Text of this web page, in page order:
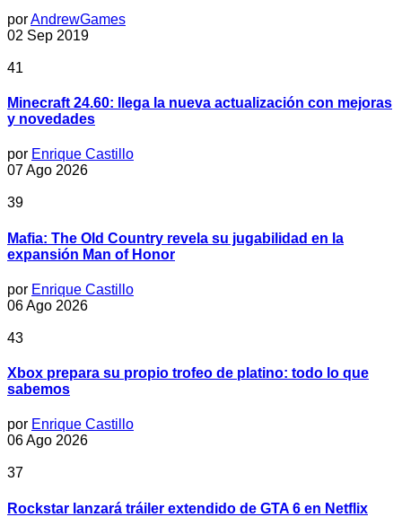
porAndrewGames
02 Sep 2019
41
Minecraft 24.60: llega la nueva actualización con mejoras
y novedades
por Enrique Castillo
07 Ago 2026
39
Mafia: The Old Country revela su jugabilidad en la
expansión Man of Honor
por Enrique Castillo
06 Ago 2026
43
Xbox prepara su propio trofeo de platino: todo lo que
sabemos
por Enrique Castillo
06 Ago 2026
37
Rockstar lanzará tráiler extendido de GTA 6 en Netflix